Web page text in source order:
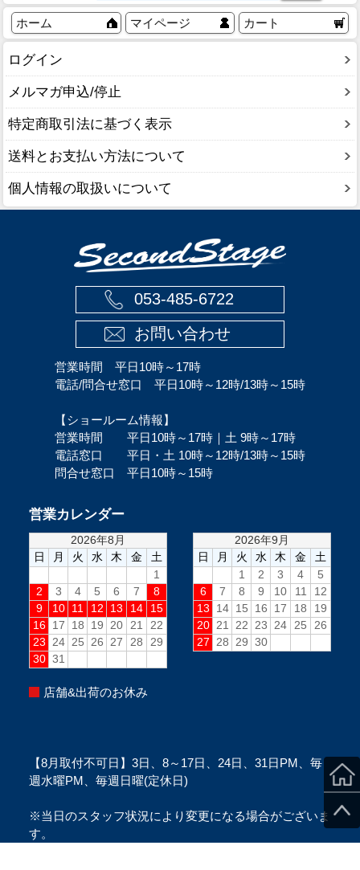
ホーム マイページ カート
ログイン
メルマガ申込/停止
特定商取引法に基づく表示
送料とお支払い方法について
個人情報の取扱いについて
053-485-6722
お問い合わせ
営業時間 平日10時～17時
電話/問合せ窓口 平日10時～12時/13時～15時
【ショールーム情報】
営業時間 平日10時～17時｜土 9時～17時
電話窓口 平日・土 10時～12時/13時～15時
問合せ窓口 平日10時～15時
営業カレンダー
店舗&出荷のお休み
【8月取付不可日】3日、8～17日、24日、31日PM、毎
週水曜PM、毎週日曜(定休日)
※当日のスタッフ状況により変更になる場合がございま
す。